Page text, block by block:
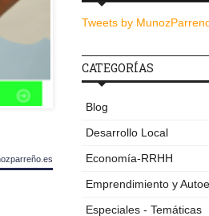
Tweets by
CATEGORÍAS
Blog
Desarrollo Local
Economía-RRHH
Emprendimiento y
Especiales - Temáticas